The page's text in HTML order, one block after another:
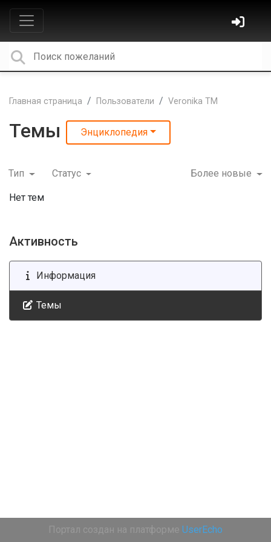
Главная страница Пользователи Veronika TM
Темы Энциклопедия
Тип Статус Более новые
Нет тем
Активность
Информация
Темы
Портал создан на платформе UserEcho